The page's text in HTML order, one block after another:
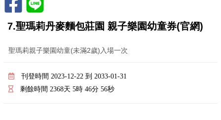
7.聖瑪莉丹麥麵包莊園 親子樂園幼童券(官網)
聖瑪莉親子樂園幼童(未滿2歲)入場一次
刊登時間 2023-12-22 到 2033-01-31
剩餘時間2368天5時46分56秒